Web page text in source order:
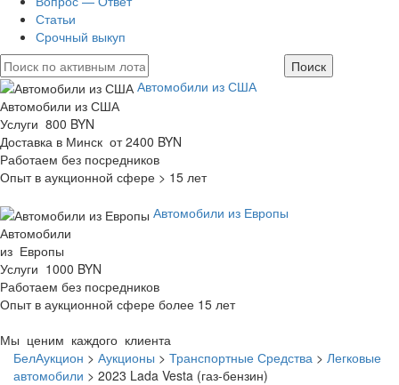
Статьи
Срочный выкуп
Автомобили из США
Автомобили из США
Услуги 800 BYN
Доставка в Минск от 2400 BYN
Работаем без посредников
Опыт в аукционной сфере > 15 лет
Автомобили из Европы
Автомобили
из Европы
Услуги 1000 BYN
Работаем без посредников
Опыт в аукционной сфере более 15 лет
Мы ценим каждого клиента
БелАукцион > Аукционы > Транспортные Средства > Легковые
автомобили > 2023 Lada Vesta (газ-бензин)